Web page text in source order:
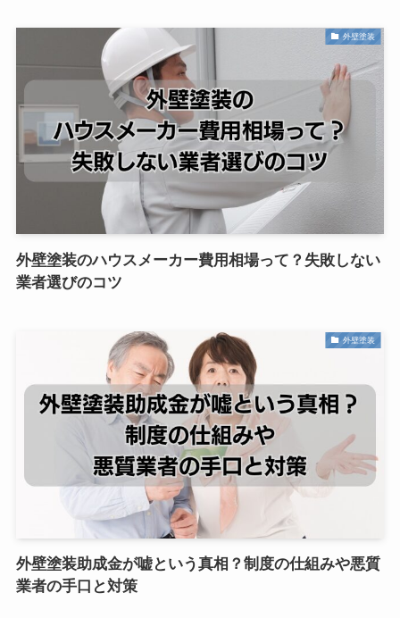
外壁塗装
外壁塗装のハウスメーカー費用相場って？失敗しない
業者選びのコツ
外壁塗装
外壁塗装助成金が嘘という真相？制度の仕組みや悪質
業者の手口と対策